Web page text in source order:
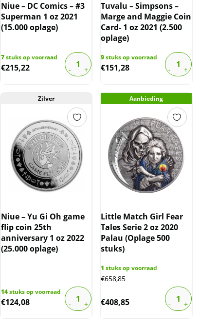
Niue – DC Comics – #3
Superman 1 oz 2021
(15.000 oplage)
7stuks op voorraad
€215,22
Tuvalu – Simpsons –
Marge and Maggie Coin
Card- 1 oz 2021 (2.500
oplage)
9stuks op voorraad
€151,28
Zilver
Niue – Yu Gi Oh game
flip coin 25th
anniversary 1 oz 2022
(25.000 oplage)
14stuks op voorraad
€124,08
Aanbieding
Little Match Girl Fear
Tales Serie 2 oz 2020
Palau (Oplage 500
stuks)
1 stuks op voorraad
€658,85
€408,85